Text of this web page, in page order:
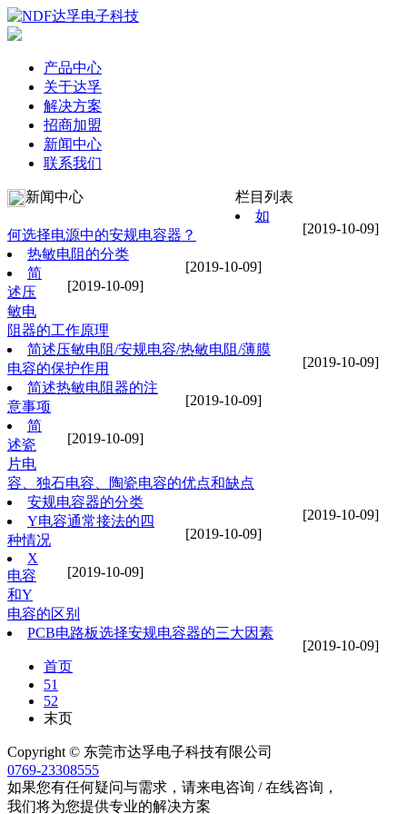
产品中心
关于达孚
解决方案
招商加盟
新闻中心
联系我们
新闻中心 栏目列表
[2019-10-09]
如
何选择电源中的安规电容器？
[2019-10-09]
热敏电阻的分类
[2019-10-09]
简
述压
敏电
阻器的工作原理
[2019-10-09]
简述压敏电阻/安规电容/热敏电阻/薄膜
电容的保护作用
[2019-10-09]
简述热敏电阻器的注
意事项
[2019-10-09]
简
述瓷
片电
容、独石电容、陶瓷电容的优点和缺点
[2019-10-09]
安规电容器的分类
[2019-10-09]
Y电容通常接法的四
种情况
[2019-10-09]
X
电容
和Y
电容的区别
[2019-10-09]
PCB电路板选择安规电容器的三大因素
首页
51
52
末页
Copyright © 东莞市达孚电子科技有限公司
0769-23308555
如果您有任何疑问与需求，请来电咨询 / 在线咨询，
我们将为您提供专业的解决方案